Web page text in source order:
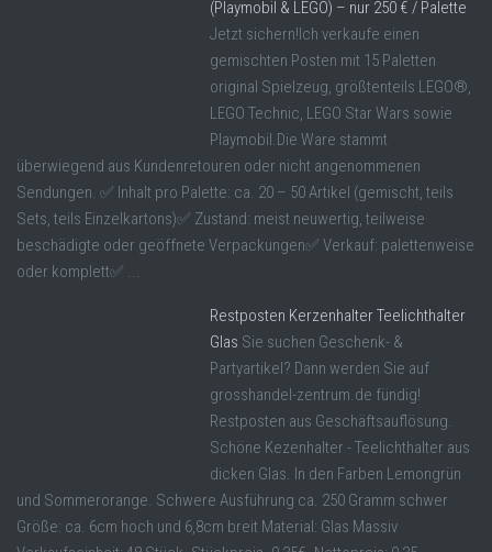
(Playmobil & LEGO) – nur 250 € / Palette
Jetzt sichern!Ich verkaufe einen
gemischten Posten mit 15 Paletten
original Spielzeug, größtenteils LEGO®,
LEGO Technic, LEGO Star Wars sowie
Playmobil.Die Ware stammt
überwiegend aus Kundenretouren oder nicht angenommenen
Sendungen. ✅ Inhalt pro Palette: ca. 20 – 50 Artikel (gemischt, teils
Sets, teils Einzelkartons)✅ Zustand: meist neuwertig, teilweise
beschädigte oder geöffnete Verpackungen✅ Verkauf: palettenweise
oder komplett✅ ...
Restposten Kerzenhalter Teelichthalter
Glas Sie suchen Geschenk- &
Partyartikel? Dann werden Sie auf
grosshandel-zentrum.de fündig!
Restposten aus Geschäftsauflösung.
Schöne Kezenhalter - Teelichthalter aus
dicken Glas. In den Farben Lemongrün
und Sommerorange. Schwere Ausführung ca. 250 Gramm schwer
Größe: ca. 6cm hoch und 6,8cm breit Material: Glas Massiv